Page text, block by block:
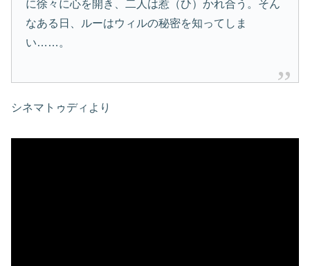
に徐々に心を開き、二人は惹（ひ）かれ合う。そん
なある日、ルーはウィルの秘密を知ってしま
い……。
シネマトゥディより